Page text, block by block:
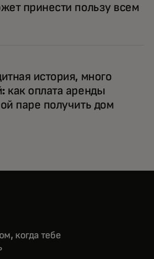
принести пользу всем
история, много
как оплата аренды
паре получить дом
когда тебе